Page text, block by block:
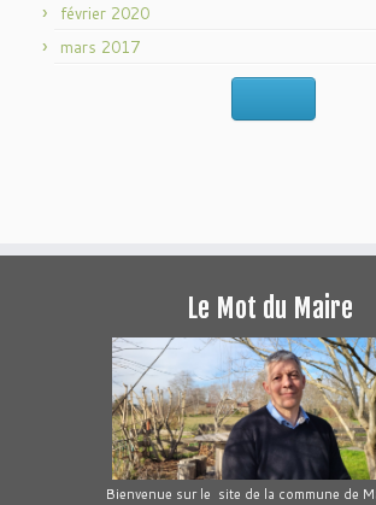
février 2020
mars 2017
Le Mot du Maire
Bienvenue sur le site de la commune de